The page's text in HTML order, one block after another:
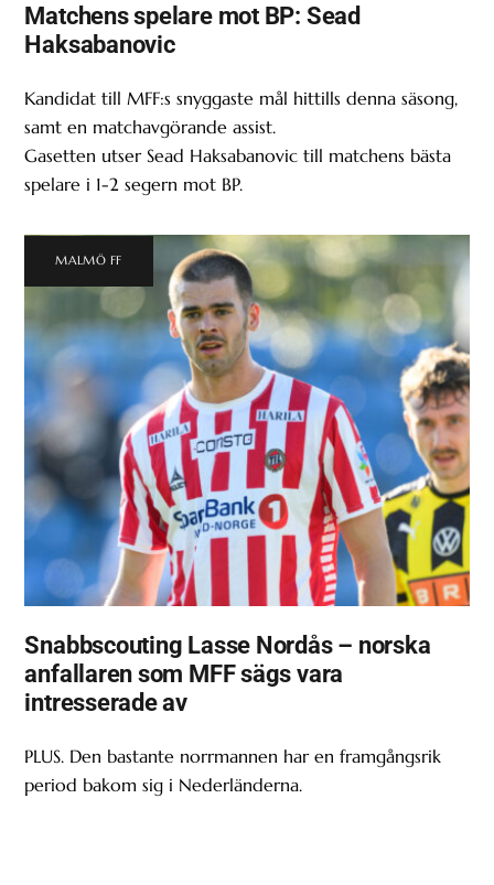
Matchens spelare mot BP: Sead
Haksabanovic
Kandidat till MFF:s snyggaste mål hittills denna säsong,
samt en matchavgörande assist.
Gasetten utser Sead Haksabanovic till matchens bästa
spelare i 1-2 segern mot BP.
MALMÖ FF
Snabbscouting Lasse Nordås – norska
anfallaren som MFF sägs vara
intresserade av
PLUS. Den bastante norrmannen har en framgångsrik
period bakom sig i Nederländerna.